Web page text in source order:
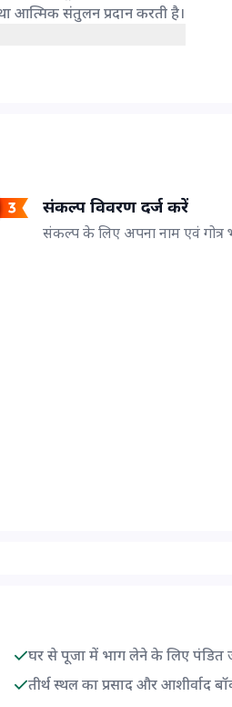
आत्मिक संतुलन प्रदान करती है।
संकल्प विवरण दर्ज करें
संकल्प के लिए अपना नाम एवं गोत्र
घर से पूजा में भाग लेने के लिए पंडित
तीर्थ स्थल का प्रसाद और आशीर्वाद